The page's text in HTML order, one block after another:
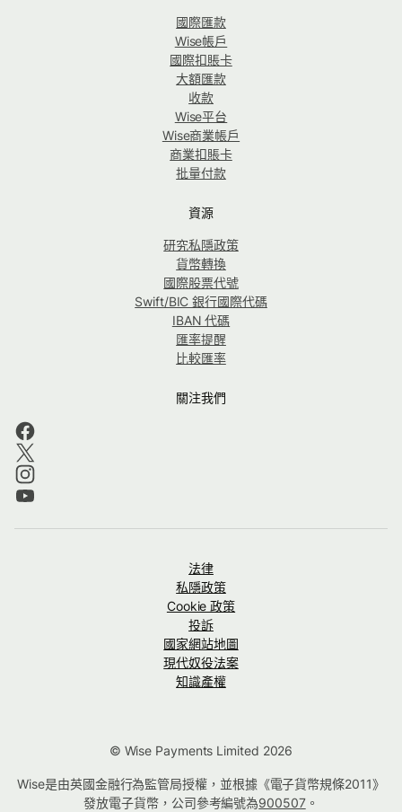
國際匯款
Wise帳戶
國際扣賬卡
大額匯款
收款
Wise平台
Wise商業帳戶
商業扣賬卡
批量付款
資源
研究私隱政策
貨幣轉換
國際股票代號
Swift/BIC 銀行國際代碼
IBAN 代碼
匯率提醒
比較匯率
關注我們
法律
私隱政策
Cookie 政策
投訴
國家網站地圖
現代奴役法案
知識產權
© Wise Payments Limited 2026
Wise是由英國金融行為監管局授權，並根據《電子貨幣規條2011》
發放電子貨幣，公司參考編號為900507。